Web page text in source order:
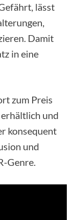
lässt
Damit
in eine
zum Preis
erhältlich und
konsequent
und
Genre.